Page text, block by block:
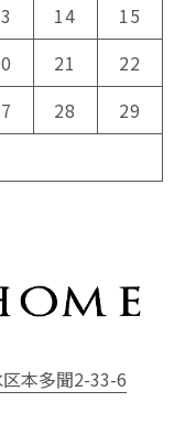
14
15
21
22
28
29
本多聞2-33-6